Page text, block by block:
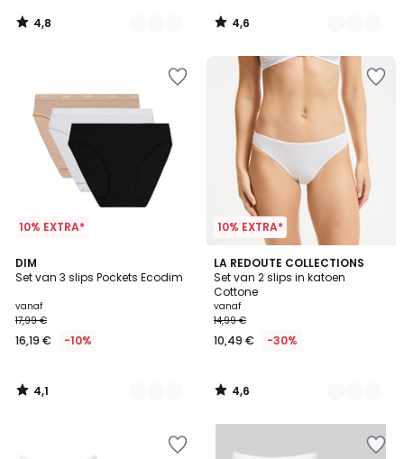
4,8
/
4,6
/
10% EXTRA*
DIM
Set van 3 slips Pockets Ecodim
vanaf
17,99 €
16,19 € -10%
4,1
/ 5
5
Kleuren
4,1
/
10% EXTRA*
LA REDOUTE COLLECTIONS
Set van 2 slips in katoen
Cottone
vanaf
14,99 €
10,49 € -30%
4,6
/ 5
3
Kleuren
4,6
/